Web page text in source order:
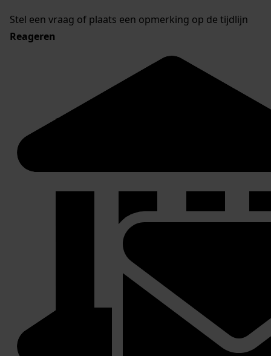
Stel een vraag of plaats een opmerking op de tijdlijn
Reageren